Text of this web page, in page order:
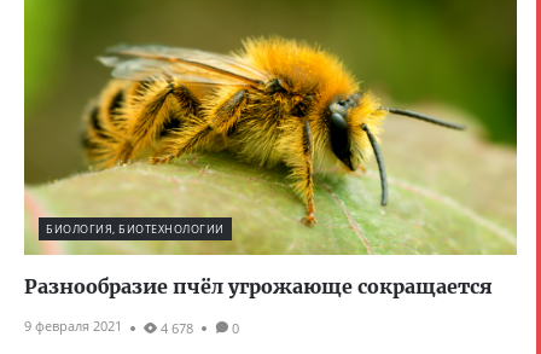
БИОЛОГИЯ, БИОТЕХНОЛОГИИ
Разнообразие пчёл угрожающе сокращается
9 февраля 2021 4 678 0